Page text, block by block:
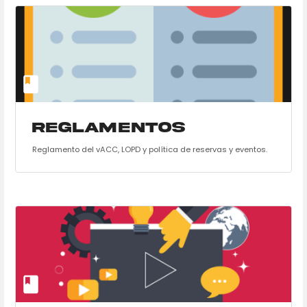
Reglamentos
Reglamento del vACC, LOPD y política de reservas y eventos.